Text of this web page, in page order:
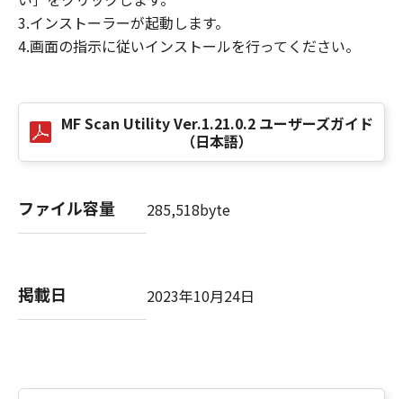
５．輸出
お客様は、日本国政府または関連する外国政府
接に輸出してはなりません。
６．サポートおよびアップデート
らの販売代理店および販売店、並びにキヤノン
のライセンサーは、お客様による「本ソフトウ
ェア」の使用を支援すること、および「本ソフ
る責任も負うものではありません。
状態で使用許諾されます。キヤノン、キヤノン
3.インストーラーが起動します。
4.画面の指示に従いインストールを行ってください。
MF Scan Utility Ver.1.21.0.2 ユーザーズガイド
（日本語）
ファイル容量 285,518byte
掲載日 2023年10月24日